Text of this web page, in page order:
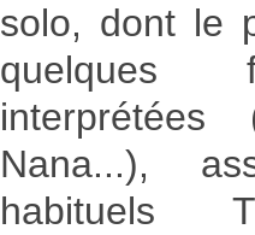
solo, dont le
quelques
interprétées
Nana...),
habituels